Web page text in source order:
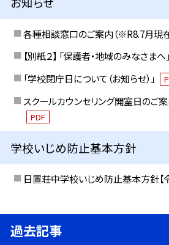
各種相談窓口のご案内（※R8.7月現在
【別紙２】 「保護者・地域のみなさまへ」
「学校閉庁日について（お知らせ）」
スクールカウンセリング開室日のご
PDF
学校いじめ防止基本方針
日置荘中学校いじめ防止基本方針【
過去記事